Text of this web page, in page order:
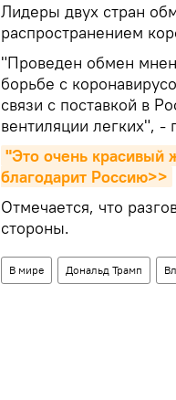
Лидеры двух стран
распространением
"Проведен обмен
борьбе с
связи с поставкой в
вентиляции легких", -
"Это очень красивый
благодарит Россию>>
Отмечается, что
стороны.
В мире Дональд Трамп